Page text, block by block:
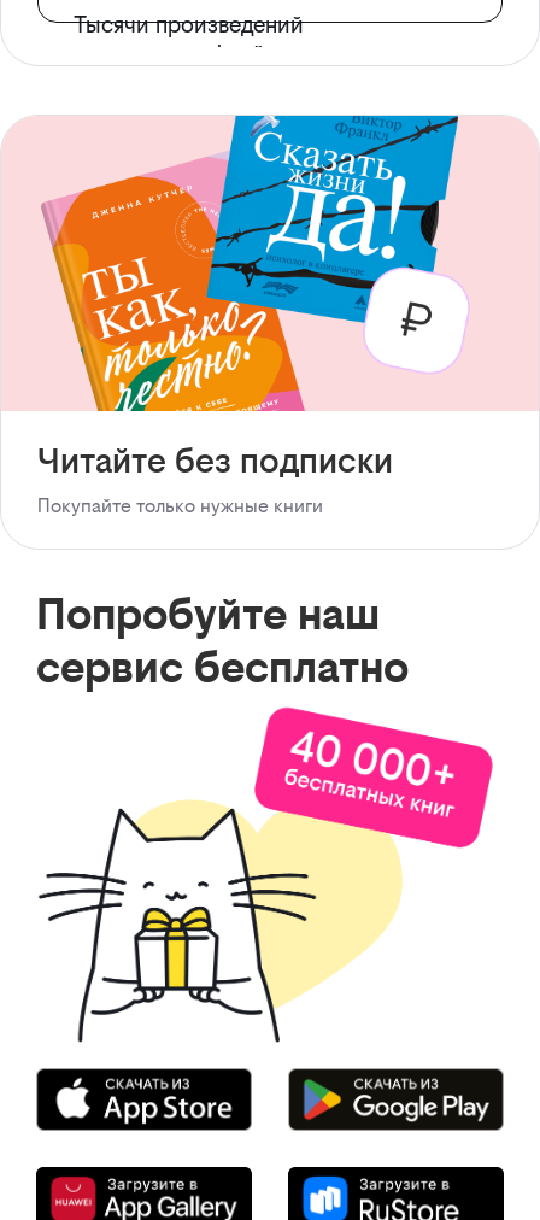
Тысячи произведений
с доступом офлайн
Читайте без подписки
Покупайте только нужные книги
Попробуйте наш
сервис бесплатно